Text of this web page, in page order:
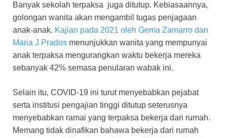
Banyak sekolah terpaksa juga ditutup. Kebiasaannya,
golongan wanita akan mengambil tugas penjagaan
anak-anak. Kajian pada 2021 oleh Gema Zamarro dan
Maria J Prados menunjukkan wanita yang mempunyai
anak terpaksa mengurangkan waktu bekerja mereka
sebanyak 42% semasa penularan wabak ini.
Selain itu, COVID-19 ini turut menyebabkan pejabat
serta institusi pengajian tinggi ditutup seterusnya
menyebabkan ramai yang terpaksa bekerja dari rumah.
Memang tidak dinafikan bahawa bekerja dari rumah